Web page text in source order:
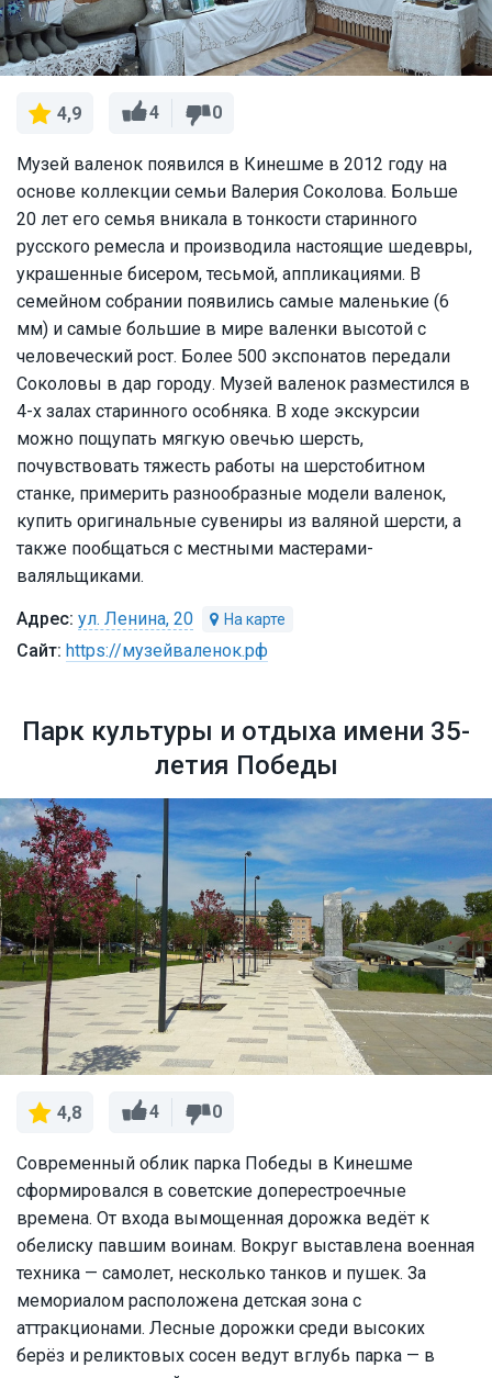
4,9 4 0
Музей валенок появился в Кинешме в 2012 году на
основе коллекции семьи Валерия Соколова. Больше
20 лет его семья вникала в тонкости старинного
русского ремесла и производила настоящие шедевры,
украшенные бисером, тесьмой, аппликациями. В
семейном собрании появились самые маленькие (6
мм) и самые большие в мире валенки высотой с
человеческий рост. Более 500 экспонатов передали
Соколовы в дар городу. Музей валенок разместился в
4-х залах старинного особняка. В ходе экскурсии
можно пощупать мягкую овечью шерсть,
почувствовать тяжесть работы на шерстобитном
станке, примерить разнообразные модели валенок,
купить оригинальные сувениры из валяной шерсти, а
также пообщаться с местными мастерами-
валяльщиками.
ул. Ленина, 20
https://музейваленок.рф
Парк культуры и отдыха имени 35-
летия Победы
4,8 4 0
Современный облик парка Победы в Кинешме
сформировался в советские доперестроечные
времена. От входа вымощенная дорожка ведёт к
обелиску павшим воинам. Вокруг выставлена военная
техника — самолет, несколько танков и пушек. За
мемориалом расположена детская зона с
аттракционами. Лесные дорожки среди высоких
берёз и реликтовых сосен ведут вглубь парка — в